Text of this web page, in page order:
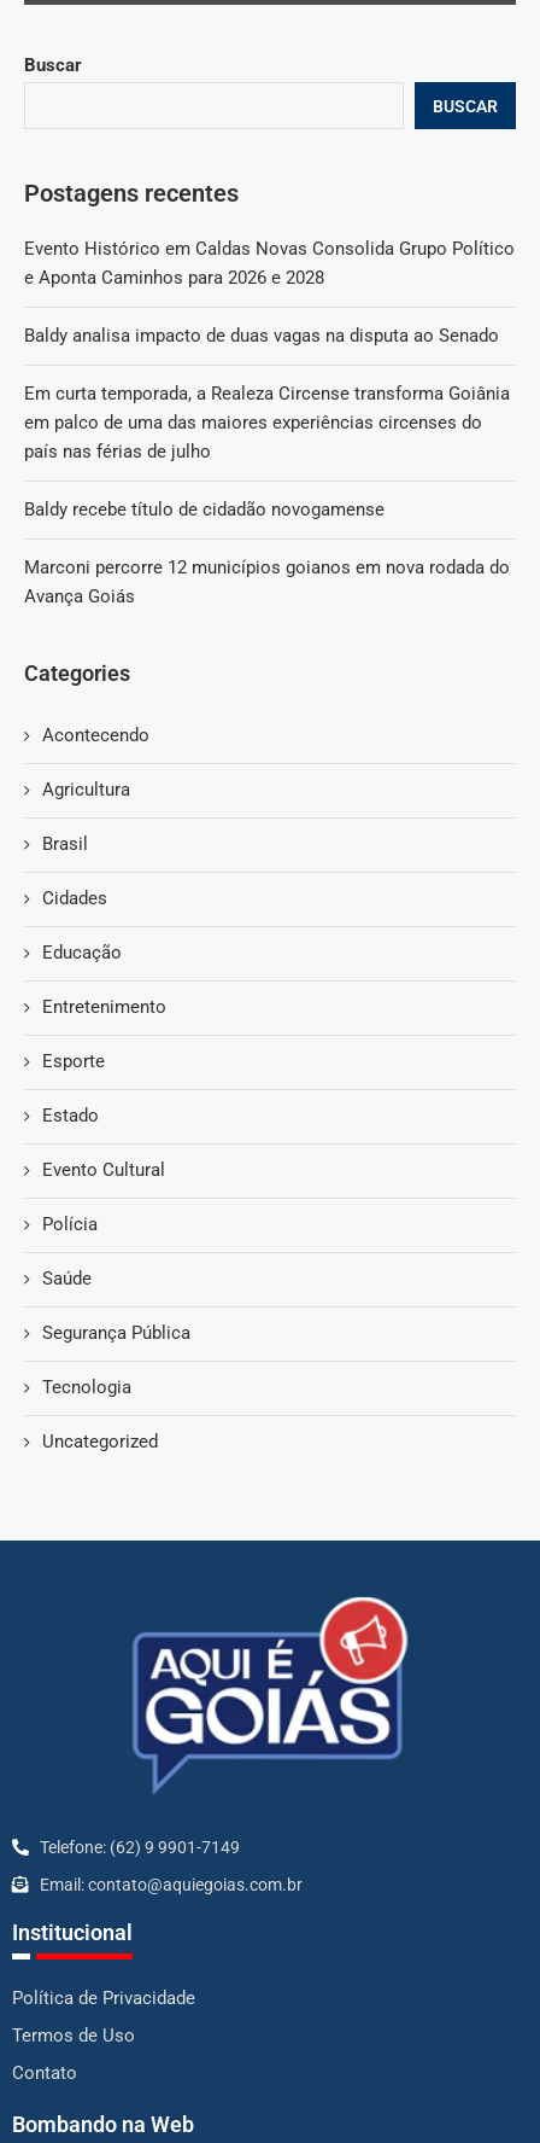
Buscar
BUSCAR
Postagens recentes
Evento Histórico em Caldas Novas Consolida Grupo Político
e Aponta Caminhos para 2026 e 2028
Baldy analisa impacto de duas vagas na disputa ao Senado
Em curta temporada, a Realeza Circense transforma Goiânia
em palco de uma das maiores experiências circenses do
país nas férias de julho
Baldy recebe título de cidadão novogamense
Marconi percorre 12 municípios goianos em nova rodada do
Avança Goiás
Categories
Acontecendo
Agricultura
Brasil
Cidades
Educação
Entretenimento
Esporte
Estado
Evento Cultural
Polícia
Saúde
Segurança Pública
Tecnologia
Uncategorized
Telefone: (62) 9 9901-7149
Email: contato@aquiegoias.com.br
Institucional
Política de Privacidade
Termos de Uso
Contato
Bombando na Web